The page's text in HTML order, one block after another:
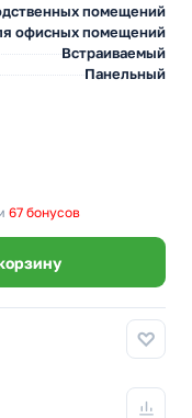
помещений
офисных помещений
Встраиваемый
Панельный
67 бонусов